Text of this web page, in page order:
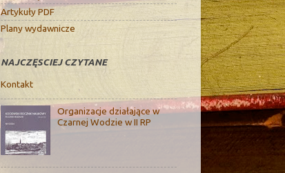
Artykuły PDF
Plany wydawnicze
NAJCZĘSCIEJ CZYTANE
Kontakt
Organizacje działające w
Czarnej Wodzie w II RP